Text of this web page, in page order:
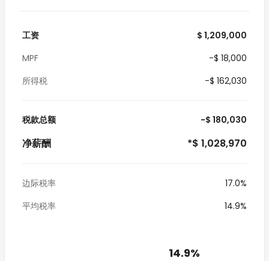
工资
$ 1,209,000
MPF
-$ 18,000
所得税
-$ 162,030
税款总额 -$ 180,030
净薪酬 *$ 1,028,970
边际税率
17.0%
平均税率
14.9%
14.9%